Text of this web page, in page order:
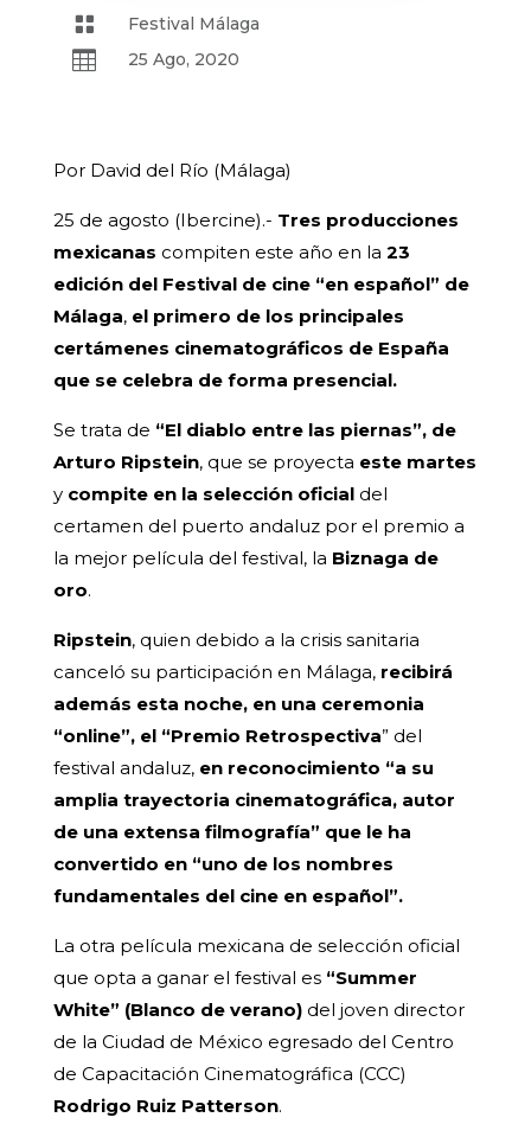
 Festival Málaga
 25 Ago, 2020
Por David del Río (Málaga)
25 de agosto (Ibercine).- Tres producciones
mexicanas compiten este año en la 23
edición del Festival de cine “en español” de
Málaga, el primero de los principales
certámenes cinematográficos de España
que se celebra de forma presencial.
Se trata de “El diablo entre las piernas”, de
Arturo Ripstein, que se proyecta este martes
y compite en la selección oficialdel
certamen del puerto andaluz por el premio a
la mejor película del festival, la Biznaga de
oro.
Ripstein, quien debido a la crisis sanitaria
canceló su participación en Málaga, recibirá
además esta noche, en una ceremonia
“online”, el “Premio Retrospectiva” del
festival andaluz, en reconocimiento “a su
amplia trayectoria cinematográfica, autor
de una extensa filmografía” que le ha
convertido en “uno de los nombres
fundamentales del cine en español”.
La otra película mexicana de selección oficial
que opta a ganar el festival es “Summer
White” (Blanco de verano)del joven director
de la Ciudad de México egresado del Centro
de Capacitación Cinematográfica (CCC)
Rodrigo Ruiz Patterson.